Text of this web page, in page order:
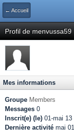
← Accueil
Profil de menvussa59
Mes informations
Groupe Members
Messages 0
Inscrit(e) (le) 01-mai 13
Dernière activité mai